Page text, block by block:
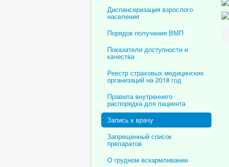
Диспансеризация взрослого
населения
Порядок получения ВМП
Показатели доступности и
качества
Реестр страховых медицинских
организаций на 2018 год
Правила внутреннего
распорядка для пациента
Запись к врачу
Запрещенный список
препаратов
О грудном вскармливании